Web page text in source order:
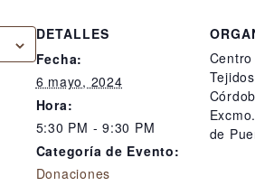
DETALLES
Fecha:
6 mayo, 2024
Hora:
5:30 PM - 9:30 PM
Categoría de Evento:
Donaciones
de